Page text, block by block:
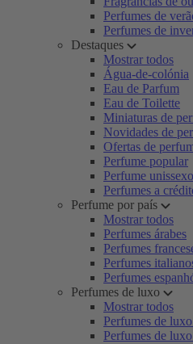
Perfumes de
Perfumes de
Destaques
Mostrar todos
Água-de-colónia
Eau de Parfum
Eau de Toilette
Miniaturas de
Novidades de
Ofertas de
Perfume popular
Perfume unissexo
Perfumes a
Perfume por país
Mostrar todos
Perfumes árabes
Perfumes
Perfumes
Perfumes
Perfumes de luxo
Mostrar todos
Perfumes de
Perfumes de